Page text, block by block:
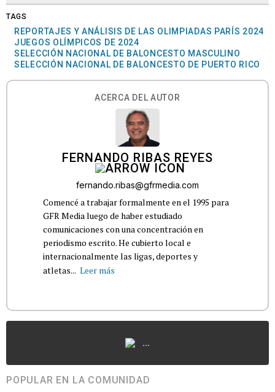
TAGS
REPORTAJES Y ANÁLISIS DE LAS OLIMPIADAS PARÍS 2024
JUEGOS OLÍMPICOS DE 2024
SELECCIÓN NACIONAL DE BALONCESTO MASCULINO
SELECCIÓN NACIONAL DE BALONCESTO DE PUERTO RICO
ACERCA DEL AUTOR
FERNANDO RIBAS REYES
fernando.ribas@gfrmedia.com
Comencé a trabajar formalmente en el 1995 para
GFR Media luego de haber estudiado
comunicaciones con una concentración en
periodismo escrito. He cubierto local e
internacionalmente las ligas, deportes y
atletas... Leer más
...
POPULAR EN LA COMUNIDAD